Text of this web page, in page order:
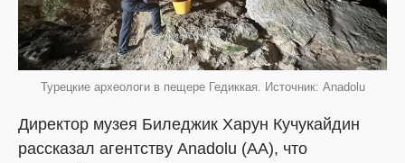
Турецкие археологи в пещере Гедиккая. Источник: Anadolu
Директор музея Биледжик Харун Кучукайдин
рассказал агентству Anadolu (AA), что